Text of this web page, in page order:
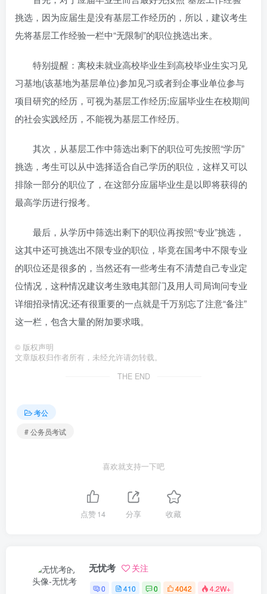
挑选，因为应届生是没有基层工作经历的，所以，建议考生
先将基层工作经验一栏中“无限制”的职位挑选出来。
特别提醒：离校未就业高校毕业生到高校毕业生实习见
习基地(该基地为基层单位)参加见习或者到企事业单位参与
项目研究的经历，可视为基层工作经历;应届毕业生在校期间
的社会实践经历，不能视为基层工作经历。
其次，从基层工作中筛选出剩下的职位可先按照“学历”
挑选，考生可以从中选择适合自己学历的职位，这样又可以
排除一部分的职位了，在这部分应届毕业生是以即将获得的
最高学历进行报考。
最后，从学历中筛选出剩下的职位再按照“专业”挑选，
这其中还可挑选出不限专业的职位，毕竟在国考中不限专业
的职位还是很多的，当然还有一些考生有不清楚自己专业定
位情况，这种情况建议考生致电其部门及用人司局询问专业
详细招录情况;还有很重要的一点就是千万别忘了注意“备注”
这一栏，包含大量的附加要求哦。
© 版权声明
文章版权归作者所有，未经允许请勿转载。
THE END
考公
# 公务员考试
喜欢就支持一下吧
点赞14 分享 收藏
无忧考 关注
0 410 0 4042 4.2W+